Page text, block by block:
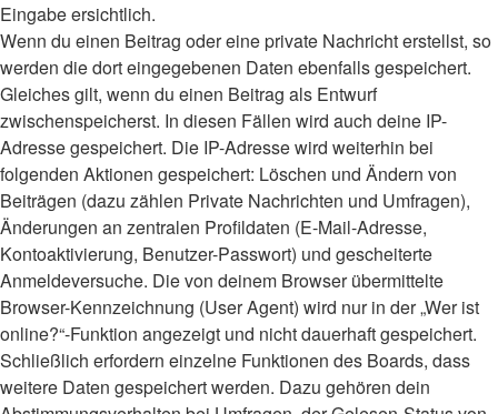
Eingabe ersichtlich.
Wenn du einen Beitrag oder eine private Nachricht erstellst, so
werden die dort eingegebenen Daten ebenfalls gespeichert.
Gleiches gilt, wenn du einen Beitrag als Entwurf
zwischenspeicherst. In diesen Fällen wird auch deine IP-
Adresse gespeichert. Die IP-Adresse wird weiterhin bei
folgenden Aktionen gespeichert: Löschen und Ändern von
Beiträgen (dazu zählen Private Nachrichten und Umfragen),
Änderungen an zentralen Profildaten (E-Mail-Adresse,
Kontoaktivierung, Benutzer-Passwort) und gescheiterte
Anmeldeversuche. Die von deinem Browser übermittelte
Browser-Kennzeichnung (User Agent) wird nur in der „Wer ist
online?“-Funktion angezeigt und nicht dauerhaft gespeichert.
Schließlich erfordern einzelne Funktionen des Boards, dass
weitere Daten gespeichert werden. Dazu gehören dein